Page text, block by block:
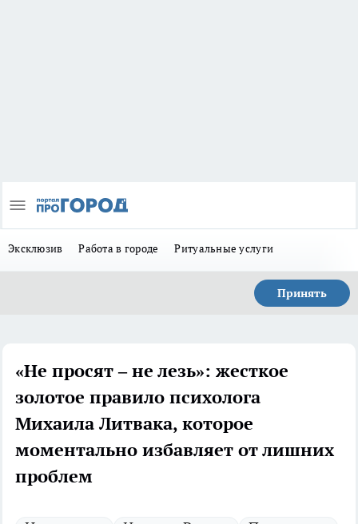
Эксклюзив Работа в городе Ритуальные услуги
Принять
«Не просят – не лезь»: жесткое
золотое правило психолога
Михаила Литвака, которое
моментально избавляет от лишних
проблем